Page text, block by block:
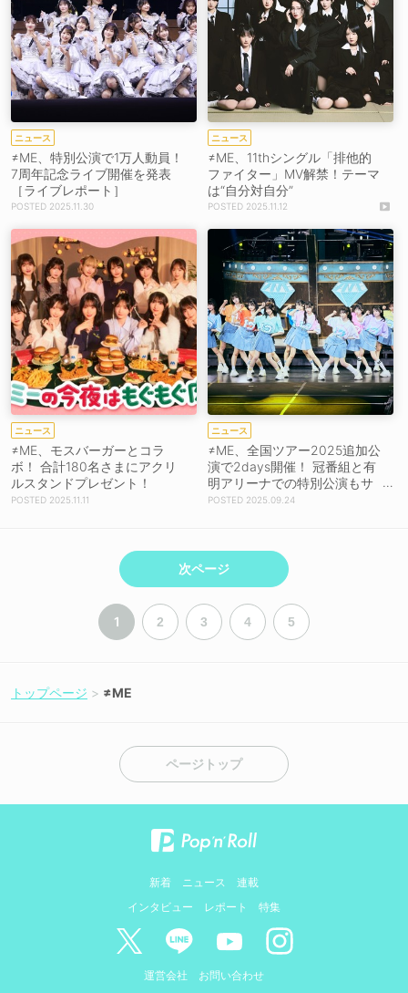
ニュース
≠ME、特別公演で1万人動員！
7周年記念ライブ開催を発表
［ライブレポート］
2025.11.30
ニュース
≠ME、11thシングル「排他的
ファイター」MV解禁！テーマ
は“自分対自分”
2025.11.12
ニュース
≠ME、モスバーガーとコラ
ボ！ 合計180名さまにアクリ
ルスタンドプレゼント！
2025.11.11
ニュース
≠ME、全国ツアー2025追加公
演で2days開催！ 冠番組と有
明アリーナでの特別公演もサ
プライズ発表
2025.09.24
次ページ
1 2 3 4 5
トップページ ≠ME
ページトップ
新着 ニュース
連載
インタビュー
レポート 特集
運営会社 お問い合わせ